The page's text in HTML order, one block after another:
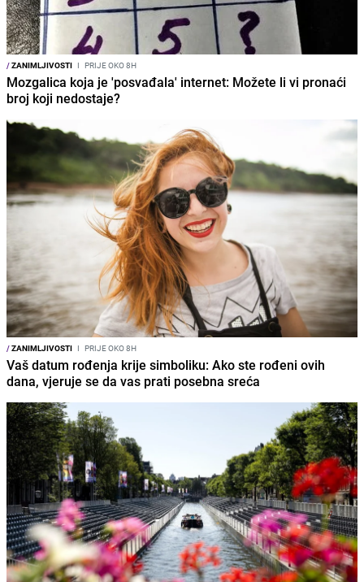
/ZANIMLJIVOSTI I PRIJE OKO 8H
Mozgalica koja je 'posvađala' internet: Možete li vi pronaći
broj koji nedostaje?
/ZANIMLJIVOSTI I PRIJE OKO 8H
Vaš datum rođenja krije simboliku: Ako ste rođeni ovih
dana, vjeruje se da vas prati posebna sreća